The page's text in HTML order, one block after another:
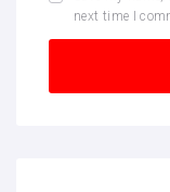
next time I